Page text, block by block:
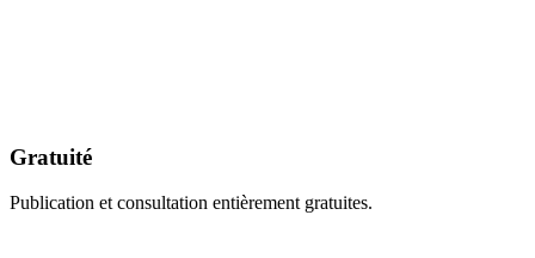
Gratuité
Publication et consultation entièrement gratuites.